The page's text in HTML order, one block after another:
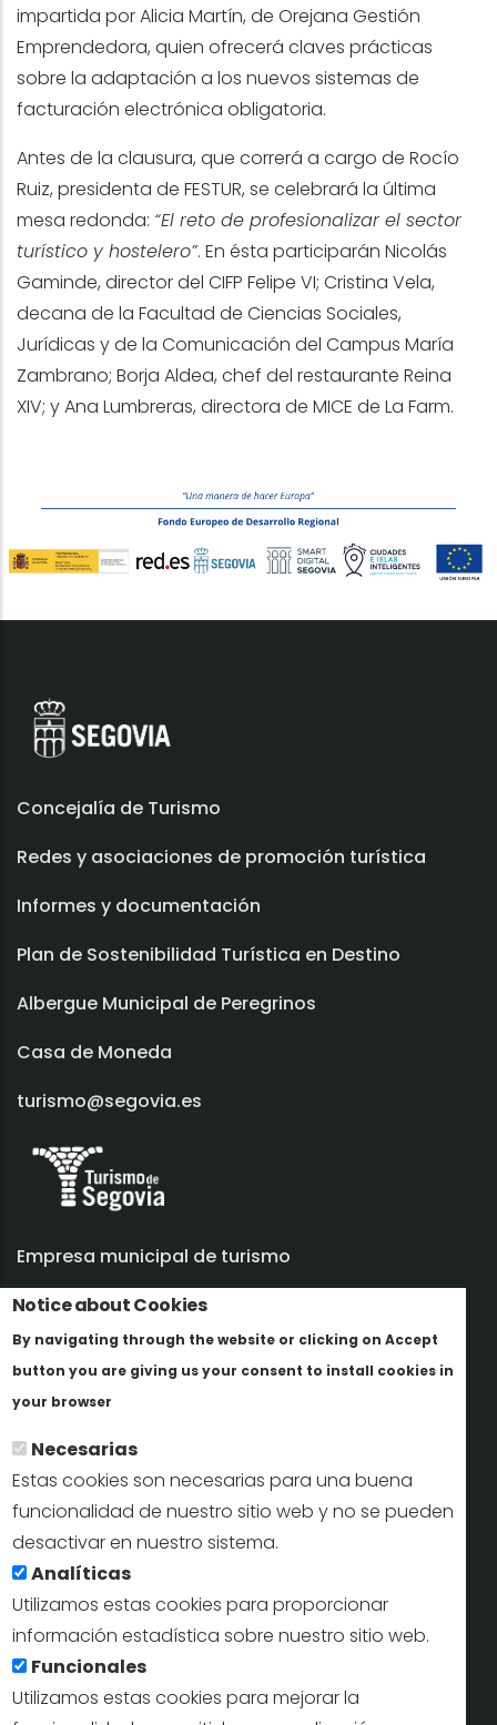
Notice about Cookies
By navigating through the website or clicking on Accept
button you are giving us your consent to install cookies in
your browser
Necesarias
Estas cookies son necesarias para una buena
funcionalidad de nuestro sitio web y no se pueden
desactivar en nuestro sistema.
Analíticas
Utilizamos estas cookies para proporcionar
información estadística sobre nuestro sitio web.
Funcionales
Utilizamos estas cookies para mejorar la
impartida por Alicia Martín, de Orejana Gestión
Emprendedora, quien ofrecerá claves prácticas
sobre la adaptación a los nuevos sistemas de
facturación electrónica obligatoria.
Antes de la clausura, que correrá a cargo de Rocío
Ruiz, presidenta de FESTUR, se celebrará la última
mesa redonda: “El reto de profesionalizar el sector
turístico y hostelero”. En ésta participarán Nicolás
Gaminde, director del CIFP Felipe VI; Cristina Vela,
decana de la Facultad de Ciencias Sociales,
Jurídicas y de la Comunicación del Campus María
Zambrano; Borja Aldea, chef del restaurante Reina
XIV; y Ana Lumbreras, directora de MICE de La Farm.
Concejalía de Turismo
Redes y asociaciones de promoción turística
Informes y documentación
Plan de Sostenibilidad Turística en Destino
Albergue Municipal de Peregrinos
Casa de Moneda
turismo@segovia.es
Empresa municipal de turismo
Trabaja con nosotros
Informes y documentación
Perfil del contratante
Oficinas de Turismo
reservas@turismodesegovia.com
info@turismodesegovia.com
Aviso legal |